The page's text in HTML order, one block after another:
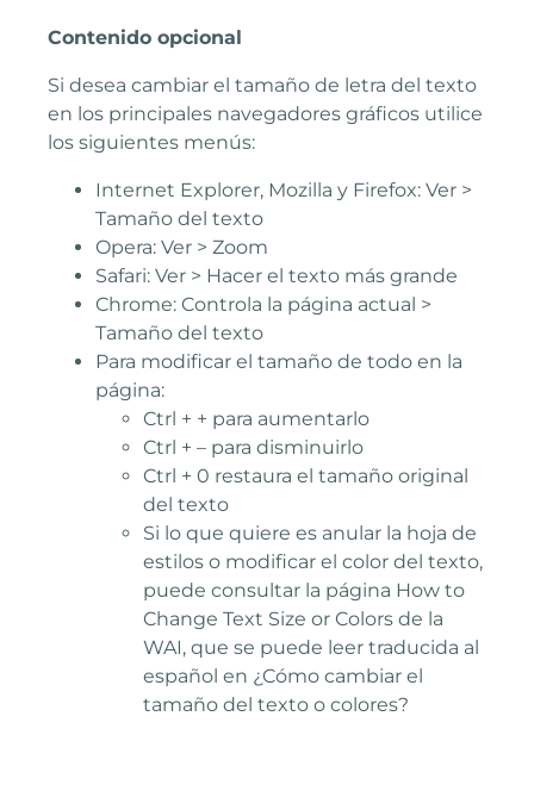
Contenido opcional
Si desea cambiar el tamaño de letra del texto
en los principales navegadores gráficos utilice
los siguientes menús:
Internet Explorer, Mozilla y Firefox: Ver >
Tamaño del texto
Opera: Ver > Zoom
Safari: Ver > Hacer el texto más grande
Chrome: Controla la página actual >
Tamaño del texto
Para modificar el tamaño de todo en la
página:
Ctrl + + para aumentarlo
Ctrl + – para disminuirlo
Ctrl + 0 restaura el tamaño original
del texto
Si lo que quiere es anular la hoja de
estilos o modificar el color del texto,
puede consultar la página How to
Change Text Size or Colors de la
WAI, que se puede leer traducida al
español en ¿Cómo cambiar el
tamaño del texto o colores?